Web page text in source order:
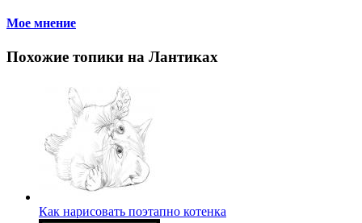
Мое мнение
Похожие топики на Лантиках
Как нарисовать поэтапно котенка